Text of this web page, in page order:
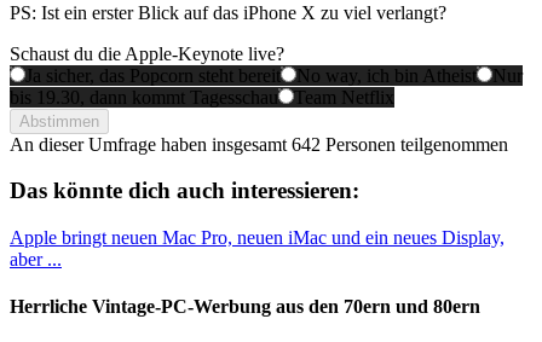
PS: Ist ein erster Blick auf das iPhone X zu viel verlangt?
Schaust du die Apple-Keynote live?
Ja sicher, das Popcorn steht bereit
No way, ich bin Atheist
Nur
bis 19.30, dann kommt Tagesschau
Team Netflix
Abstimmen
An dieser Umfrage haben insgesamt 642 Personen teilgenommen
Das könnte dich auch interessieren:
Apple bringt neuen Mac Pro, neuen iMac und ein neues Display,
aber ...
Herrliche Vintage-PC-Werbung aus den 70ern und 80ern